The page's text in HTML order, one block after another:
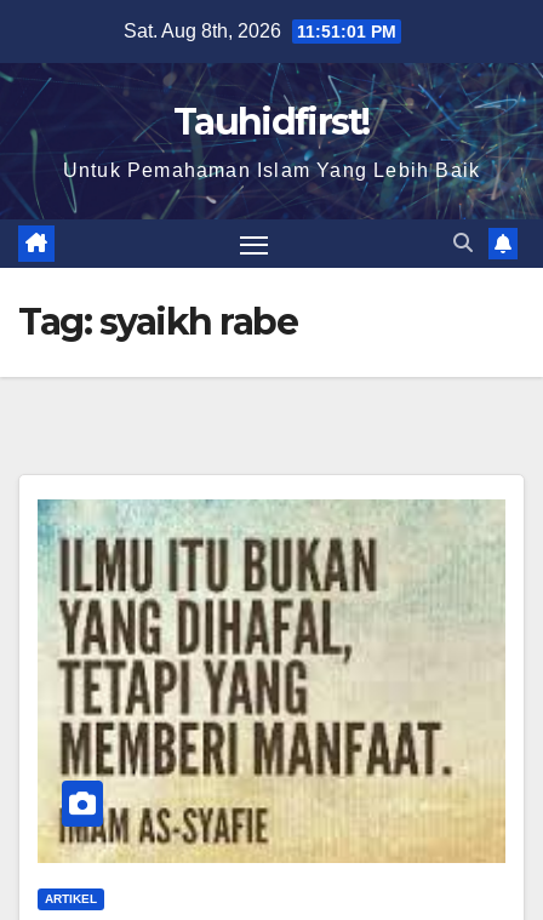
content
Sat. Aug 8th, 2026 11:51:02 PM
Tauhidfirst!
Untuk Pemahaman Islam Yang Lebih Baik
Tag:syaikh rabe
ARTIKEL